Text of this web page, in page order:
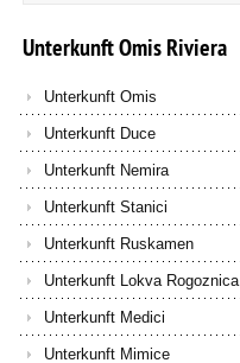
UnterkunftOmisRiviera
Unterkunft Omis
Unterkunft Duce
Unterkunft Nemira
Unterkunft Stanici
Unterkunft Ruskamen
Unterkunft Lokva Rogoznica
Unterkunft Medici
Unterkunft Mimice